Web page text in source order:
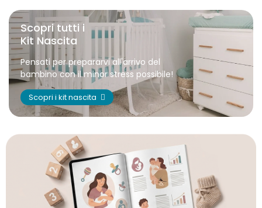
Scopri tutti i
Kit Nascita
Pensati per prepararvi all'arrivo del
bambino con il minor stress possibile!
Scopri i kit nascita